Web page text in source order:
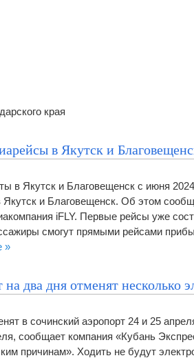
края
в Якутск и
в Якутск и Благовещенск с июня
и Благовещенск. Об этом
iFLY. Первые рейсы уже
смогут прямыми рейсами
»
два дня отменят несколько
в сочинский аэропорт 24 и 25
сообщает компания «Кубань
причинам». Ходить не будут